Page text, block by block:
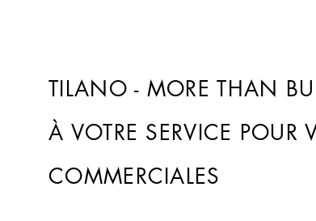
TILANO - MORE THAN
À VOTRE SERVICE POUR
COMMERCIALES